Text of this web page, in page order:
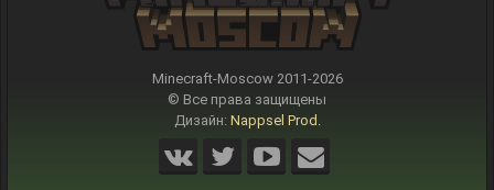
Minecraft-Moscow 2011-2026
© Все права защищены
Дизайн: Nappsel Prod.